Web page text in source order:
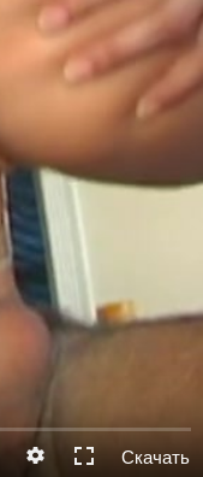
Скачать